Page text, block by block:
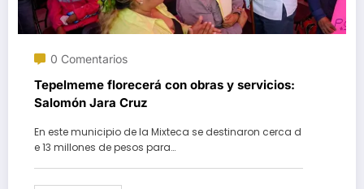
0 Comentarios
Tepelmeme florecerá con obras y servicios:
Salomón Jara Cruz
En este municipio de la Mixteca se destinaron cerca d
e 13 millones de pesos para…